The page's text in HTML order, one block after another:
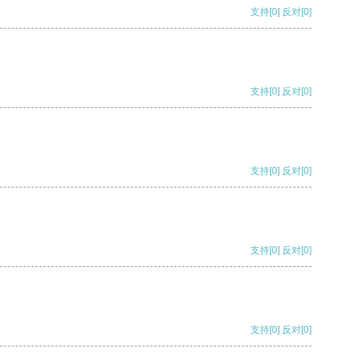
支持[0] 反对[0]
支持[0] 反对[0]
支持[0] 反对[0]
支持[0] 反对[0]
支持[0] 反对[0]